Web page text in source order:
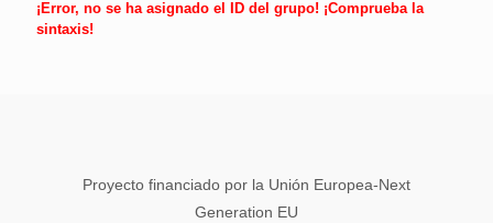
¡Error, no se ha asignado el ID del grupo! ¡Comprueba la
sintaxis!
Proyecto financiado por la Unión Europea-Next
Generation EU